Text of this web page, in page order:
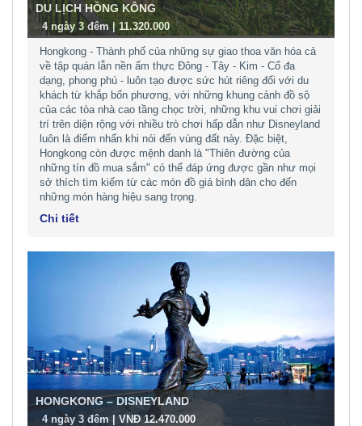
DU LỊCH HỒNG KÔNG
-4 ngày 3 đêm | 11.320.000
Hongkong - Thành phố của những sự giao thoa văn hóa cả
về tập quán lẫn nền ẩm thực Đông - Tây - Kim - Cổ đa
dạng, phong phú - luôn tạo được sức hút riêng đối với du
khách từ khắp bốn phương, với những khung cảnh đồ sộ
của các tòa nhà cao tầng chọc trời, những khu vui chơi giải
trí trên diện rộng với nhiều trò chơi hấp dẫn như Disneyland
luôn là điểm nhấn khi nói đến vùng đất này. Đặc biệt,
Hongkong còn được mệnh danh là "Thiên đường của
những tín đồ mua sắm" có thể đáp ứng được gần như mọi
sở thích tìm kiếm từ các món đồ giá bình dân cho đến
những món hàng hiệu sang trọng.
Chi tiết
HONGKONG – DISNEYLAND
- 4 ngày 3 đêm | VNĐ 12.470.000